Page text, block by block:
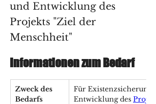
und Entwicklung des
Projekts "Ziel der
Menschheit"
Informationen zum Bedarf
Zweck des
Bedarfs
Für Existenzsicherung
Entwicklung des